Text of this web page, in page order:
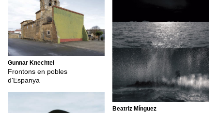
Gunnar Knechtel
Frontons en pobles
d'Espanya
Beatriz Mínguez